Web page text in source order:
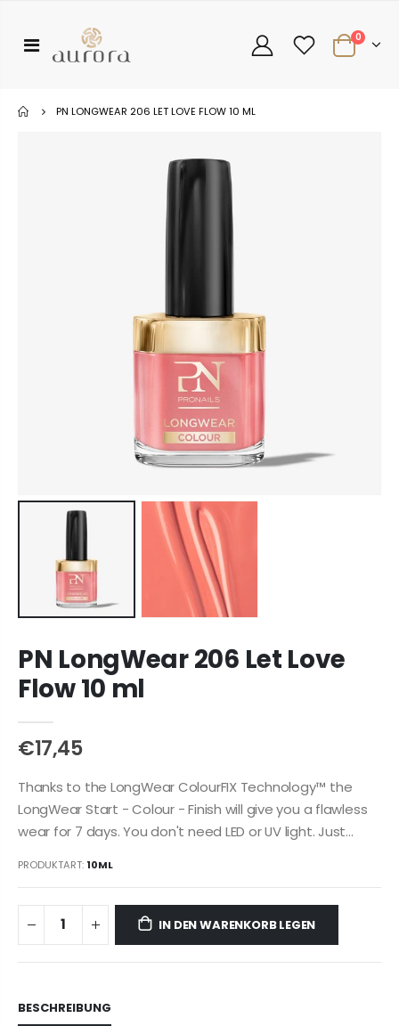
0
PN LONGWEAR 206 LET LOVE FLOW 10 ML
PN LongWear 206 Let Love
Flow 10 ml
€17,45
Thanks to the LongWear ColourFIX Technology™ the
LongWear Start - Colour - Finish will give you a flawless
wear for 7 days. You don't need LED or UV light. Just...
PRODUKTART:10ML
IN DEN WARENKORB LEGEN
BESCHREIBUNG